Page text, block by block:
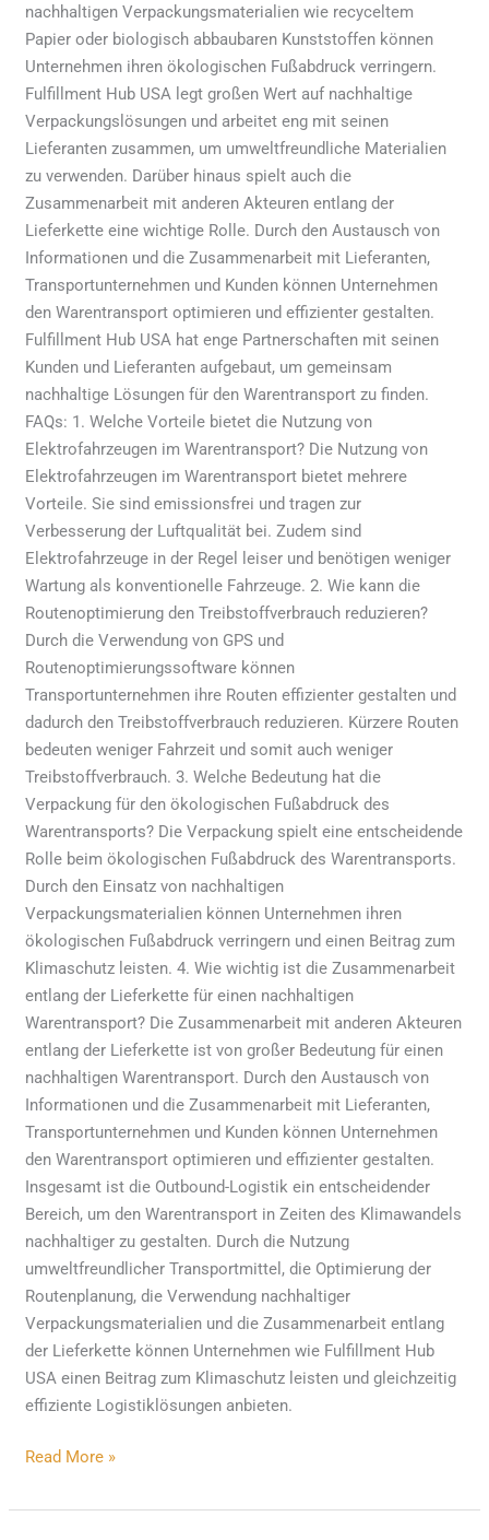
nachhaltigen Verpackungsmaterialien wie recyceltem
Papier oder biologisch abbaubaren Kunststoffen können
Unternehmen ihren ökologischen Fußabdruck verringern.
Fulfillment Hub USA legt großen Wert auf nachhaltige
Verpackungslösungen und arbeitet eng mit seinen
Lieferanten zusammen, um umweltfreundliche Materialien
zu verwenden. Darüber hinaus spielt auch die
Zusammenarbeit mit anderen Akteuren entlang der
Lieferkette eine wichtige Rolle. Durch den Austausch von
Informationen und die Zusammenarbeit mit Lieferanten,
Transportunternehmen und Kunden können Unternehmen
den Warentransport optimieren und effizienter gestalten.
Fulfillment Hub USA hat enge Partnerschaften mit seinen
Kunden und Lieferanten aufgebaut, um gemeinsam
nachhaltige Lösungen für den Warentransport zu finden.
FAQs: 1. Welche Vorteile bietet die Nutzung von
Elektrofahrzeugen im Warentransport? Die Nutzung von
Elektrofahrzeugen im Warentransport bietet mehrere
Vorteile. Sie sind emissionsfrei und tragen zur
Verbesserung der Luftqualität bei. Zudem sind
Elektrofahrzeuge in der Regel leiser und benötigen weniger
Wartung als konventionelle Fahrzeuge. 2. Wie kann die
Routenoptimierung den Treibstoffverbrauch reduzieren?
Durch die Verwendung von GPS und
Routenoptimierungssoftware können
Transportunternehmen ihre Routen effizienter gestalten und
dadurch den Treibstoffverbrauch reduzieren. Kürzere Routen
bedeuten weniger Fahrzeit und somit auch weniger
Treibstoffverbrauch. 3. Welche Bedeutung hat die
Verpackung für den ökologischen Fußabdruck des
Warentransports? Die Verpackung spielt eine entscheidende
Rolle beim ökologischen Fußabdruck des Warentransports.
Durch den Einsatz von nachhaltigen
Verpackungsmaterialien können Unternehmen ihren
ökologischen Fußabdruck verringern und einen Beitrag zum
Klimaschutz leisten. 4. Wie wichtig ist die Zusammenarbeit
entlang der Lieferkette für einen nachhaltigen
Warentransport? Die Zusammenarbeit mit anderen Akteuren
entlang der Lieferkette ist von großer Bedeutung für einen
nachhaltigen Warentransport. Durch den Austausch von
Informationen und die Zusammenarbeit mit Lieferanten,
Transportunternehmen und Kunden können Unternehmen
den Warentransport optimieren und effizienter gestalten.
Insgesamt ist die Outbound-Logistik ein entscheidender
Bereich, um den Warentransport in Zeiten des Klimawandels
nachhaltiger zu gestalten. Durch die Nutzung
umweltfreundlicher Transportmittel, die Optimierung der
Routenplanung, die Verwendung nachhaltiger
Verpackungsmaterialien und die Zusammenarbeit entlang
der Lieferkette können Unternehmen wie Fulfillment Hub
USA einen Beitrag zum Klimaschutz leisten und gleichzeitig
effiziente Logistiklösungen anbieten.
Read More »